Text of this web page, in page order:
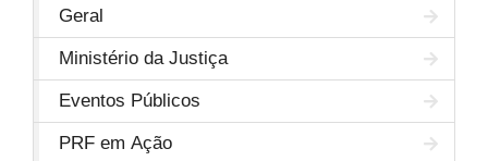
Geral
Ministério da Justiça
Eventos Públicos
PRF em Ação